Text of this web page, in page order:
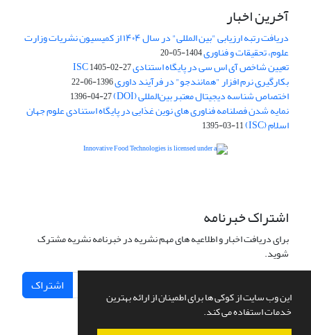
این وب سایت از کوکی ها برای اطمینان از ارائه بهترین
خدمات استفاده می کند.
آخرین اخبار
دریافت رتبه ارزیابی "بین المللی" در سال ۱۴۰۴ از کمیسیون نشریات وزارت
علوم، تحقیقات و فناوری1404-05-20
تعیین شاخص آی اس سی در پایگاه استنادی ISC1405-02-27
بکارگیری نرم افزار "همانندجو" در فرآیند داوری1396-06-22
اختصاص شناسه دیجیتال معتبر بین‌المللی (DOI) 1396-04-27
نمایه شدن فصلنامه فناوری های نوین غذایی در پایگاه استنادی علوم جهان
اسلام (ISC) 1395-03-11
اشتراک خبرنامه
برای دریافت اخبار و اطلاعیه های مهم نشریه در خبرنامه نشریه مشترک
شوید.
اشتراک